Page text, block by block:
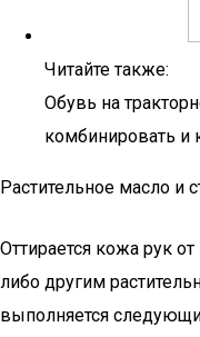
Читайте также:
Обувь на
комбинировать и
Растительное масло и
Оттирается кожа рук
либо другим
выполняется